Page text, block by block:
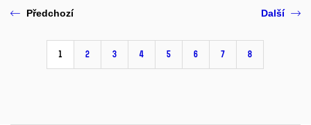
Předchozí
1 2 3 4 5 6 7 8
Další